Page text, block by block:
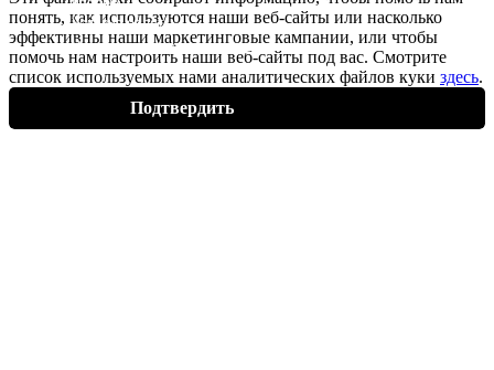
понять, как используются наши веб-сайты или насколько
эффективны наши маркетинговые кампании, или чтобы
помочь нам настроить наши веб-сайты под вас. Смотрите
список используемых нами аналитических файлов куки здесь.
Подтвердить
Условия оплаты
Условия доставки и возврата